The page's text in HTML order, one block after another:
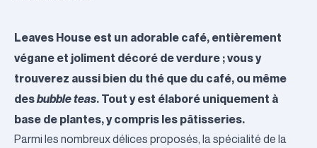
Leaves House est un adorable café, entièrement
végane et joliment décoré de verdure ; vous y
trouverez aussi bien du thé que du café, ou même
desbubble teas. Tout y est élaboré uniquement à
base de plantes, y compris les pâtisseries.
Parmi les nombreux délices proposés, la spécialité de la